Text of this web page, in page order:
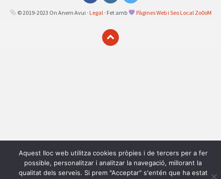
© 2019-2023 On Anem Avui · Legal · Fet amb Pàgines Web i Seo Local Zo0oM
Aquest lloc web utilitza cookies pròpies i de tercers per a fer
possible, personalitzar i analitzar la navegació, millorant la
qualitat dels serveis. Si prem "Acceptar" s'entén que ha estat